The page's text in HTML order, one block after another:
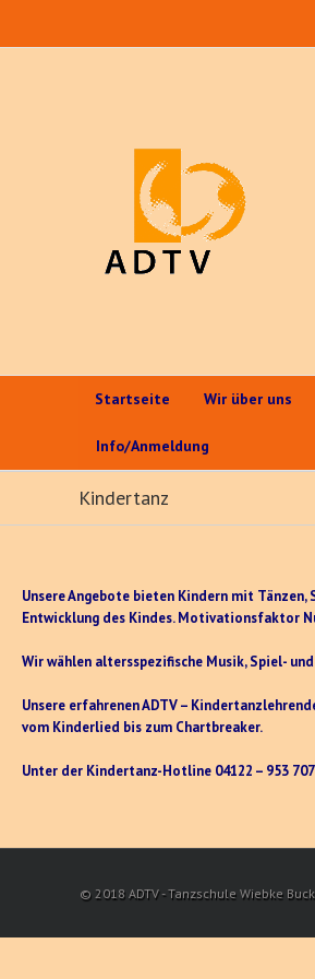
Startseite Wir über uns
Info/Anmeldung
Kindertanz
Unsere Angebote bieten Kindern mit
Entwicklung des Kindes. Motivationsfaktor
Wir wählen altersspezifische Musik, Spiel-
Unsere erfahrenen ADTV –
vom Kinderlied bis zum Chartbreaker.
Unter der Kindertanz-Hotline 04122 – 953
© 2018 ADTV - Tanzschule Wiebke Buck